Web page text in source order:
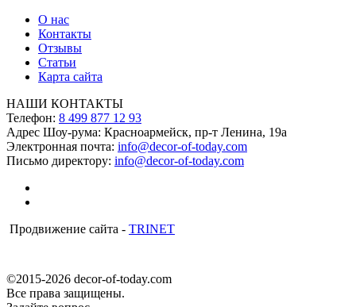
О нас
Контакты
Отзывы
Статьи
Карта сайта
НАШИ КОНТАКТЫ
Телефон: 8 499 877 12 93
Адрес Шоу-рума: Красноармейск, пр-т Ленина, 19а
Электронная почта: info@decor-of-today.com
Письмо директору: info@decor-of-today.com
Продвижение сайта - TRINET
©2015-2026 decor-of-today.com
Все права защищены.